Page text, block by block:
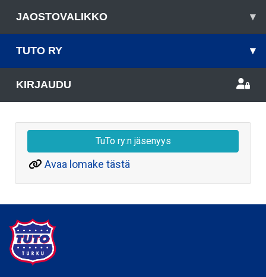
JAOSTOVALIKKO ▾
TUTO RY ▾
KIRJAUDU
TuTo ry:n jäsenyys
Avaa lomake tästä